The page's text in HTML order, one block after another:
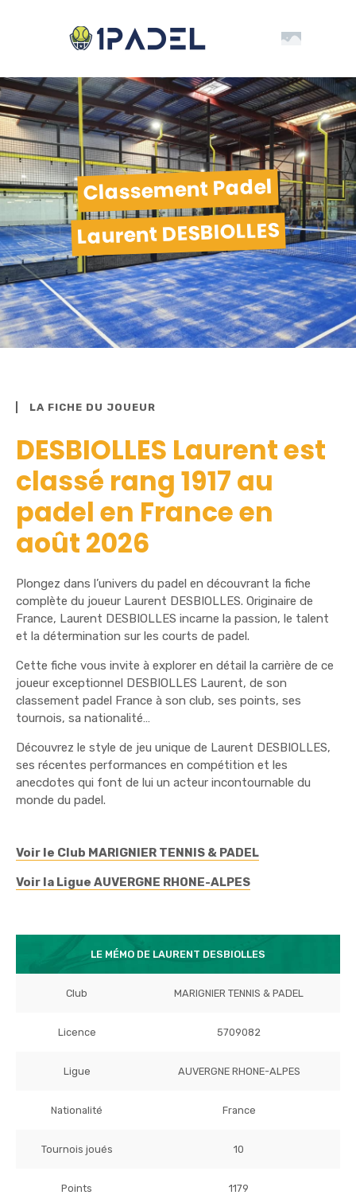
Classement Padel
Laurent DESBIOLLES
LA FICHE DU JOUEUR
DESBIOLLES Laurent est
classé rang 1917 au
padel en France en
août 2026
Plongez dans l’univers du padel en découvrant la fiche
complète du joueur Laurent DESBIOLLES. Originaire de
France, Laurent DESBIOLLES incarne la passion, le talent
et la détermination sur les courts de padel.
Cette fiche vous invite à explorer en détail la carrière de ce
joueur exceptionnel DESBIOLLES Laurent, de son
classement padel France à son club, ses points, ses
tournois, sa nationalité…
Découvrez le style de jeu unique de Laurent DESBIOLLES,
ses récentes performances en compétition et les
anecdotes qui font de lui un acteur incontournable du
monde du padel.
Voir le Club MARIGNIER TENNIS & PADEL
Voir la Ligue AUVERGNE RHONE-ALPES
LE MÉMO DE LAURENT DESBIOLLES
Club MARIGNIER TENNIS & PADEL
Licence 5709082
Ligue AUVERGNE RHONE-ALPES
Nationalité France
Tournois joués 10
Points 1179